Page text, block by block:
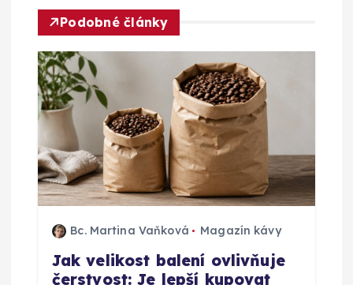
c
e
p
r
o
p
Podobné články
Bc. Martina Vaňková Magazín kávy
Jak velikost balení ovlivňuje
čerstvost: Je lepší kupovat